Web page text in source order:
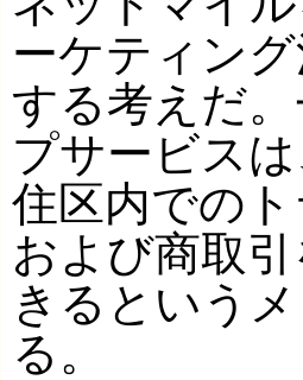
ーケティン
する考えだ
プサービス
住区内での
および商取
きるという
る。